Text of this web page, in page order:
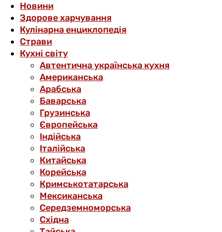
Новини
Здорове харчування
Кулінарна енциклопедія
Страви
Кухні світу
Автентична українська кухня
Американська
Арабська
Баварська
Грузинська
Європейська
Індійська
Італійська
Китайська
Корейська
Кримськотатарська
Мексиканська
Середземноморська
Східна